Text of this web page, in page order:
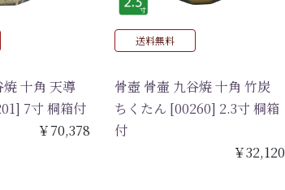
十角 天導
7寸 桐箱付
￥70,378
送料無料
骨壺 骨壷 九谷焼 十角 竹炭
ちくたん [00260] 2.3寸 桐箱
付
￥32,120